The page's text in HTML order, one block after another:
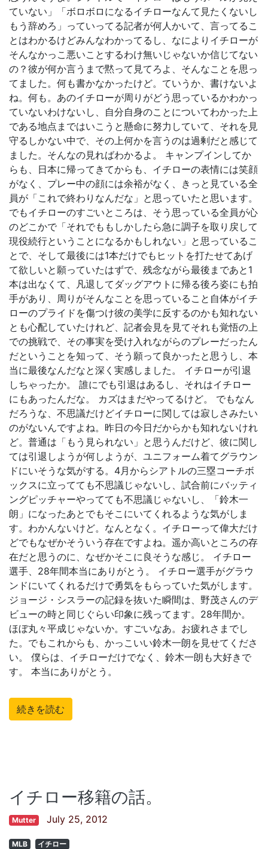
ていない」「ボロボロになるイチローなんて見たくないし
もう辞めろ」っていってる記者が何人かいて、言ってるこ
とはわかるけどみんなわかってるし、なによりイチローが
そんなかっこ悪いことするわけ無いじゃないか信じてない
の？彼が何か言うまで黙って見てろよ、そんなことを思っ
てました。何も書かなかったけど。ていうか、書けないよ
ね。何も。あのイチローが周りがどう思っているかわかっ
ていないわけないし、自分自身のことについてわかった上
である地点まではいこうと懸命に努力していて、それを見
守るしかない中で、その上何かを言うのは過剰だと感じて
ました。そんなの見ればわかるよ。 キャンプインしてか
らも、日本に帰ってきてからも、イチローの表情には笑顔
がなく、プレー中の顔には余裕がなく、きっと見ている全
員が「これで終わりなんだな」と思っていたと思います。
でもイチローのすごいところは、そう思っている全員が心
のどこかで「それでももしかしたら急に調子を取り戻して
現役続行ということになるかもしれない」と思っているこ
とで、そして最後には1本だけでもヒットを打たせてあげ
て欲しいと願っていたはずで、残念ながら最後まであと1
本は出なくて、凡退してダッグアウトに帰る後ろ姿にも拍
手があり、周りがそんなことを思っていること自体がイチ
ローのプライドを傷つけ彼の美学に反するのかも知れない
とも心配していたけれど、記者会見を見てそれも覚悟の上
での挑戦で、その事実を受け入れながらのプレーだったん
だということを知って、そう願って良かったと思うし、本
当に最後なんだなと深く実感しました。 イチローが引退
しちゃったか。 誰にでも引退はあるし、それはイチロー
にもあったんだな。 カズはまだやってるけど。 でもなん
だろうな、不思議だけどイチローに関しては寂しさみたい
のがないんですよね。昨日の今日だからかも知れないけれ
ど。普通は「もう見られない」と思うんだけど、彼に関し
ては引退しようが何しようが、ユニフォーム着てグラウン
ドにいそうな気がする。4月からシアトルの三塁コーチボ
ックスに立ってても不思議じゃないし、試合前にバッティ
ングピッチャーやってても不思議じゃないし、「鈴木一
朗」になったあとでもそこにいてくれるような気がしま
す。わかんないけど。なんとなく。イチローって偉大だけ
どでもなぜかそういう存在ですよね。遥か高いところの存
在だと思うのに、なぜかそこに良そうな感じ。 イチロー
選手、28年間本当にありがとう。 イチロー選手がグラウ
ンドにいてくれるだけで勇気をもらっていた気がします。
ジョージ・シスラーの記録を抜いた瞬間は、野茂さんのデ
ビューの時と同じぐらい印象に残ってます。28年間か。
ほぼ丸々平成じゃないか。すごいなあ。お疲れさまでし
た。でもこれからも、かっこいい鈴木一朗を見せてくださ
い。 僕らは、イチローだけでなく、鈴木一朗も大好きで
す。 本当にありがとう。
続きを読む
イチロー移籍の話。
Mutter July 25, 2012
MLB イチロー